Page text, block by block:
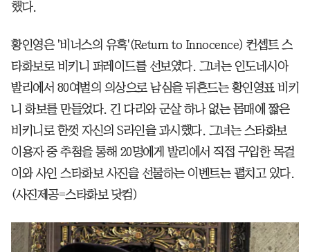
했다.
황인영은 '비너스의 유혹'(Return to Innocence) 컨셉트 스
타화보로 비키니 퍼레이드를 선보였다. 그녀는 인도네시아
발리에서 80여벌의 의상으로 남심을 뒤흔드는 황인영표 비키
니 화보를 만들었다. 긴 다리와 군살 하나 없는 몸매에 짧은
비키니로 한껏 자신의 S라인을 과시했다. 그녀는 스타화보
이용자 중 추첨을 통해 20명에게 발리에서 직접 구입한 목걸
이와 사인 스타화보 사진을 선물하는 이벤트는 펼치고 있다.
(사진제공=스타화보 닷컴)